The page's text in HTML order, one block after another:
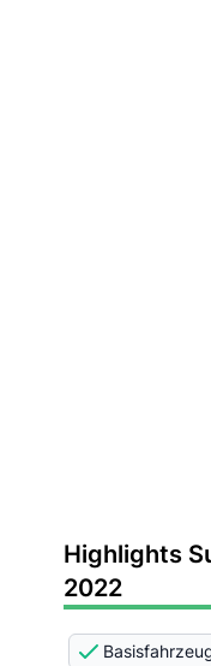
Highlights
2022